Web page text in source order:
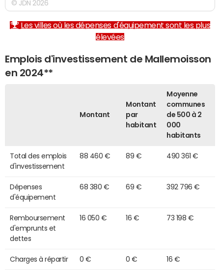
© JDN 2026
Les villes où les dépenses d'équipement sont les plus
élevées
Emplois d'investissement de Mallemoisson
en 2024**
Montant
Montant
par
habitant
Moyenne
communes
de 500 à 2
000
habitants
Total des emplois
d'investissement
88 460 € 89 € 490 361 €
Dépenses
d'équipement
68 380 € 69 € 392 796 €
Remboursement
d'emprunts et
dettes
16 050 € 16 € 73 198 €
Charges à répartir 0 € 0 € 16 €